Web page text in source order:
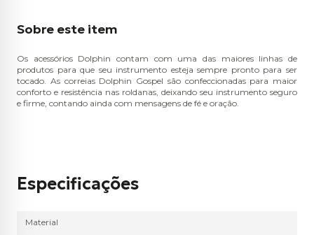
Sobre este item
Os acessórios Dolphin contam com uma das maiores linhas de
produtos para que seu instrumento esteja sempre pronto para ser
tocado. As correias Dolphin Gospel são confeccionadas para maior
conforto e resistência nas roldanas, deixando seu instrumento seguro
e firme, contando ainda com mensagens de fé e oração.
Especificações
Material